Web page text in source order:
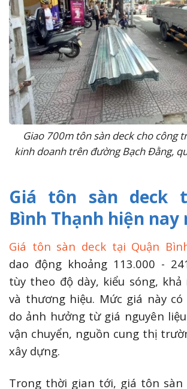
Giao 700m tôn sàn deck cho công
kinh doanh trên đường Bạch Đằng,
Giá tôn sàn deck
Bình Thạnh hiện nay
Giá tôn sàn deck tại Quận
dao động khoảng 113.000 -
tùy theo độ dày, kiểu sóng, khả
và thương hiệu. Mức giá này
do ảnh hưởng từ giá nguyên
vận chuyển, nguồn cung thị
xây dựng.
Trong thời gian tới, giá tôn sàn